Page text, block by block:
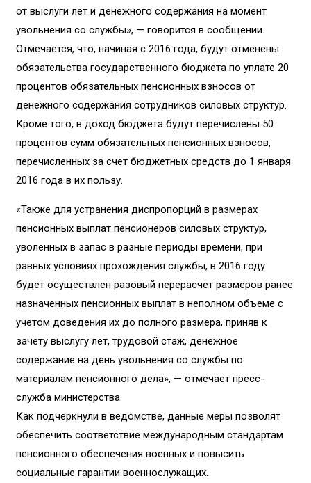
от выслуги лет и денежного содержания на момент
увольнения со службы», — говорится в сообщении.
Отмечается, что, начиная с 2016 года, будут отменены
обязательства государственного бюджета по уплате 20
процентов обязательных пенсионных взносов от
денежного содержания сотрудников силовых структур.
Кроме того, в доход бюджета будут перечислены 50
процентов сумм обязательных пенсионных взносов,
перечисленных за счет бюджетных средств до 1 января
2016 года в их пользу.
«Также для устранения диспропорций в размерах
пенсионных выплат пенсионеров силовых структур,
уволенных в запас в разные периоды времени, при
равных условиях прохождения службы, в 2016 году
будет осуществлен разовый перерасчет размеров ранее
назначенных пенсионных выплат в неполном объеме с
учетом доведения их до полного размера, приняв к
зачету выслугу лет, трудовой стаж, денежное
содержание на день увольнения со службы по
материалам пенсионного дела», — отмечает пресс-
служба министерства.
Как подчеркнули в ведомстве, данные меры позволят
обеспечить соответствие международным стандартам
пенсионного обеспечения военных и повысить
социальные гарантии военнослужащих.